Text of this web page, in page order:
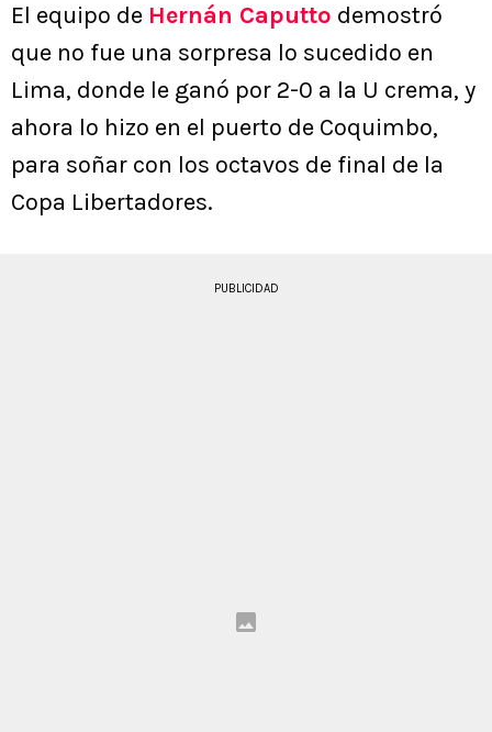
El equipo de Hernán Caputto demostró
que no fue una sorpresa lo sucedido en
Lima, donde le ganó por 2-0 a la U crema, y
ahora lo hizo en el puerto de Coquimbo,
para soñar con los octavos de final de la
Copa Libertadores.
PUBLICIDAD